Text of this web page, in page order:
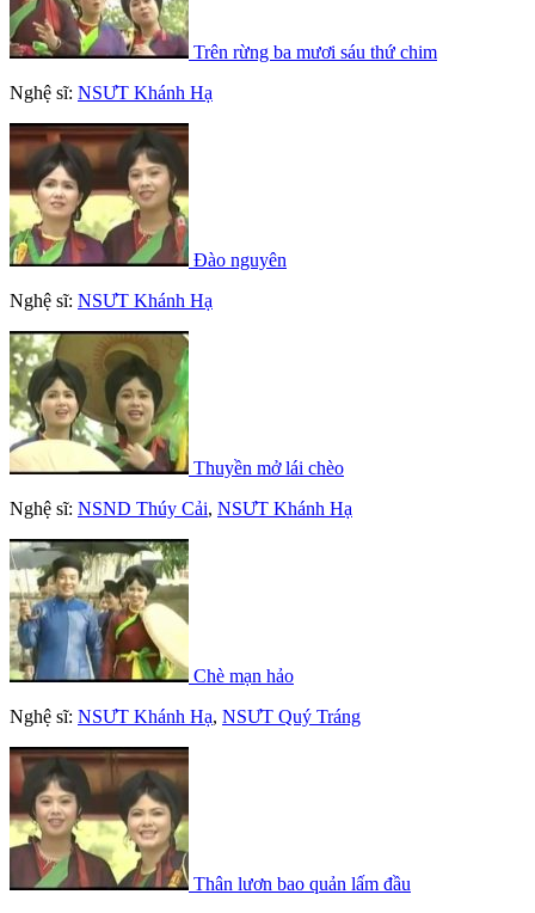
Trên rừng ba mươi sáu thứ chim
Nghệ sĩ: NSƯT Khánh Hạ
Đào nguyên
Nghệ sĩ: NSƯT Khánh Hạ
Thuyền mở lái chèo
Nghệ sĩ: NSND Thúy Cải, NSƯT Khánh Hạ
Chè mạn hảo
Nghệ sĩ: NSƯT Khánh Hạ, NSƯT Quý Tráng
Thân lươn bao quản lấm đầu